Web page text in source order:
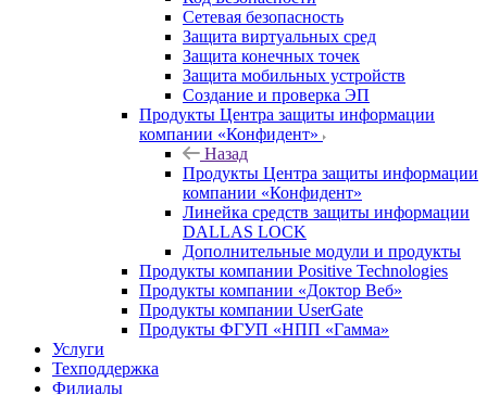
Сетевая безопасность
Защита виртуальных сред
Защита конечных точек
Защита мобильных устройств
Создание и проверка ЭП
Продукты Центра защиты информации
компании «Конфидент»
Назад
Продукты Центра защиты информации
компании «Конфидент»
Линейка средств защиты информации
DALLAS LOCK
Дополнительные модули и продукты
Продукты компании Positive Technologies
Продукты компании «Доктор Веб»
Продукты компании UserGate
Продукты ФГУП «НПП «Гамма»
Услуги
Техподдержка
Филиалы